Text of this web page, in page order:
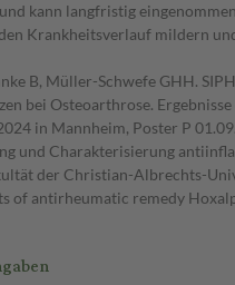
kann langfristig
Krankheitsverlauf mildern
B, Müller-Schwefe GHH.
bei Osteoarthrose.
in Mannheim, Poster P 01.09.
und Charakterisierung
der Christian-Albrechts-
of antirheumatic remedy